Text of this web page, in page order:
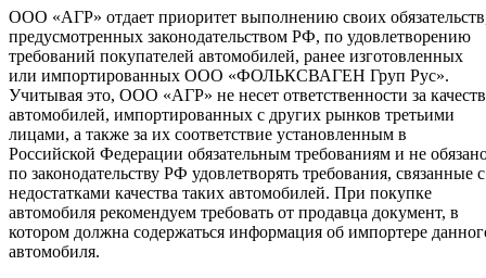
ООО «АГР» отдает приоритет выполнению своих
предусмотренных законодательством РФ, по удовлетворению
требований покупателей автомобилей, ранее изготовленных
или импортированных ООО «ФОЛЬКСВАГЕН Груп Рус».
Учитывая это, ООО «АГР» не несет ответственности за
автомобилей, импортированных с других рынков третьими
лицами, а также за их соответствие установленным в
Российской Федерации обязательным требованиям и не
по законодательству РФ удовлетворять требования, связанные с
недостатками качества таких автомобилей. При покупке
автомобиля рекомендуем требовать от продавца документ, в
котором должна содержаться информация об импортере
автомобиля.